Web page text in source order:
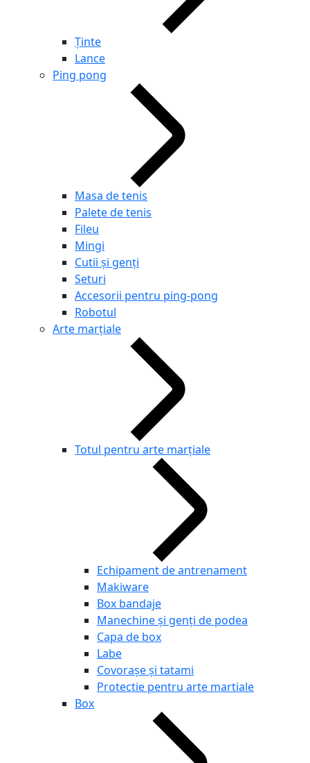
Ținte
Lance
Ping pong
Masa de tenis
Palete de tenis
Fileu
Mingi
Cutii și genți
Seturi
Accesorii pentru ping-pong
Robotul
Arte marțiale
Totul pentru arte marțiale
Echipament de antrenament
Makiware
Box bandaje
Manechine și genți de podea
Capa de box
Labe
Covorașe și tatami
Protectie pentru arte martiale
Box